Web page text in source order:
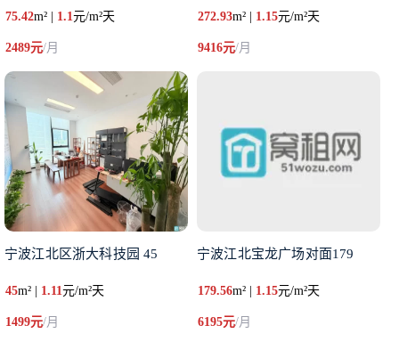
75.42m² | 1.1元/m²天
2489元/月
272.93m² | 1.15元/m²天
9416元/月
宁波江北区浙大科技园 45
45m² | 1.11元/m²天
1499元/月
宁波江北宝龙广场对面179
179.56m² | 1.15元/m²天
6195元/月